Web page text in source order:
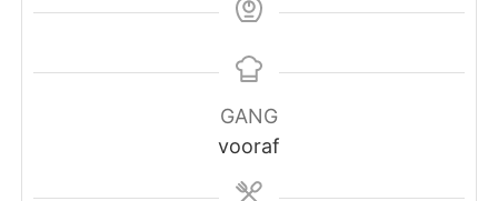
GANG
vooraf